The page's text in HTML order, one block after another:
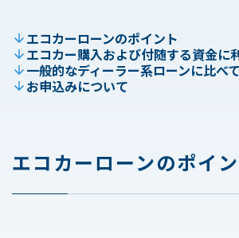
エコカーローンのポイント
エコカー購入および付随する資金に
一般的なディーラー系ローンに比べ
お申込みについて
エコカーローンのポイ